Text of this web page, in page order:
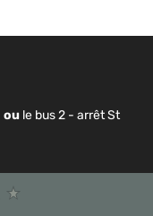
ou le bus 2 - arrêt St